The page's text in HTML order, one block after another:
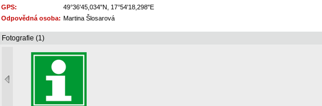
GPS:
49°36'45,034"N, 17°54'18,298"E
Odpovědná osoba: Martina Šlosarová
Fotografie (1)